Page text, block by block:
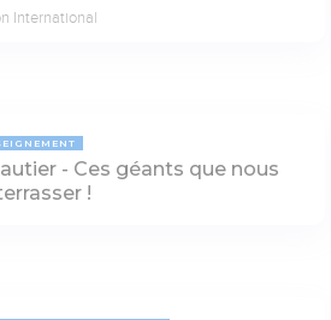
International
- Ces géants que nous
!